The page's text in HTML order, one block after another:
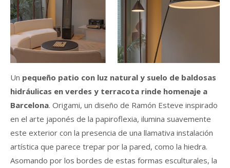
Un pequeño patio con luz natural y suelo de baldosas
hidráulicas en verdes y terracota rinde homenaje a
Barcelona. Origami, un diseño de Ramón Esteve inspirado
en el arte japonés de la papiroflexia, ilumina suavemente
este exterior con la presencia de una llamativa instalación
artística que parece trepar por la pared, como la hiedra.
Asomando por los bordes de estas formas esculturales, la